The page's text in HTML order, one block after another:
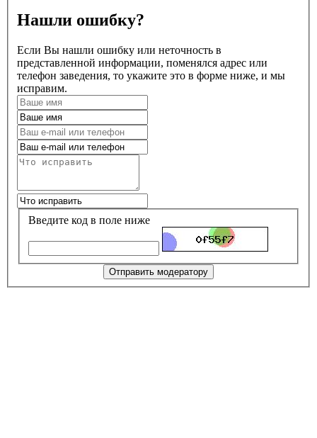
Нашли ошибку?
Если Вы нашли ошибку или неточность в
представленной информации, поменялся адрес или
телефон заведения, то укажите это в форме ниже, и мы
исправим.
Введите код в поле ниже
Отправить модератору